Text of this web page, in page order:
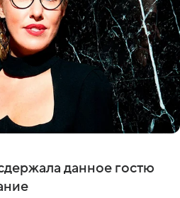
данное гостю